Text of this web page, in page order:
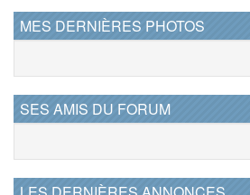
MES DERNIÈRES PHOTOS
SES AMIS DU FORUM